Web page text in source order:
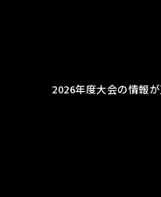
2026年度大会の情報が